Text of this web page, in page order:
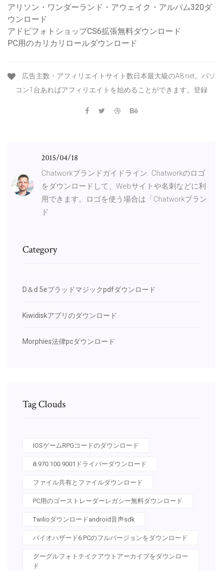
アリソン・ワンダーランド・アウェイク・アルバム320ダ
ウンロード
アドビフォトショップCS6拡張無料ダウンロード
PC用のカリカリロールダウンロード
広告主数・アフィリエイトサイト数日本最大級のA8.net。パソ
コン1台あればアフィリエイトを始めることができます。登録
2015/04/18
Chatworkブランドガイドライン. Chatworkのロゴ
をダウンロードして、Webサイトや名刺などに利
用できます。ロゴを使う場合は「Chatworkブラン
ド
Category
D＆d 5eブラッドマジックpdfダウンロード
Kiwidiskアプリのダウンロード
Morphies法律pcダウンロード
Tag Clouds
IOSゲームRPGコードのダウンロード
8.970.100.9001ドライバーダウンロード
ファイル共有とファイルダウンロード
PC用のゴーストレーダーレガシー無料ダウンロード
Twilioダウンロードandroid音声sdk
バイオハザード6 PCのフルバージョンをダウンロード
グーグルフォトテイクアウトアーカイブをダウンロー
ド